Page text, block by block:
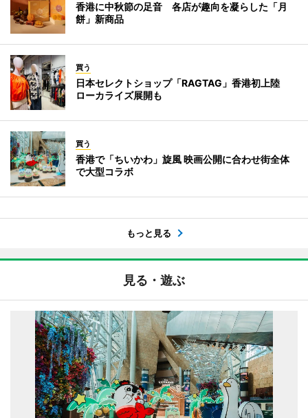
香港に中秋節の足音 各店が趣向を凝らした「月
餅」新商品
買う
日本セレクトショップ「RAGTAG」香港初上陸
ローカライズ展開も
買う
香港で「ちいかわ」旋風 映画公開に合わせ街全体
で大型コラボ
もっと見る
見る・遊ぶ